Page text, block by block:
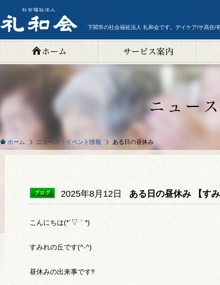
下関市の社会福祉法人 礼和会です。デイケア/サ高住/
ホーム ニュース・イベント情報 ある日の昼休み
2025年8月12日 ある日の昼休み 【す
こんにちは(*´▽｀*)
すみれの丘です(^-^)
昼休みの出来事です‼